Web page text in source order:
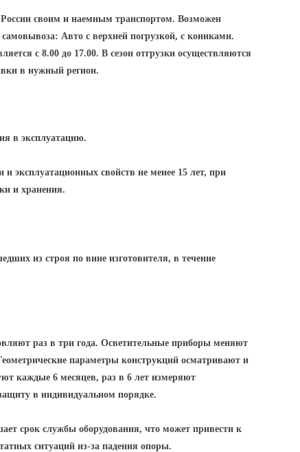
своим и наемным транспортом. Возможен
Авто с верхней погрузкой, с кониками.
с 8.00 до 17.00. В сезон отгрузки осуществляются
в нужный регион.
в эксплуатацию.
и эксплуатационных свойств не менее 15 лет, при
и хранения.
из строя по вине изготовителя, в течение
раз в три года. Осветительные приборы меняют
параметры конструкций осматривают и
каждые 6 месяцев, раз в 6 лет измеряют
в индивидуальном порядке.
срок службы оборудования, что может привести к
ситуаций из-за падения опоры.